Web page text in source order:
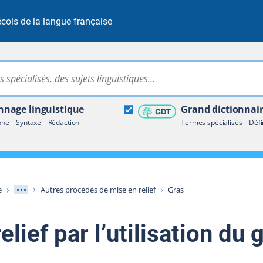
de la langue française
Rechercher dans tout le site
linguistique
– Syntaxe – Rédaction
Grand
Termes spécialisés –
terminologique
Afficher les niveaux intermédiaires
Autres procédés de mise en relief Gras
par l’utilisation du